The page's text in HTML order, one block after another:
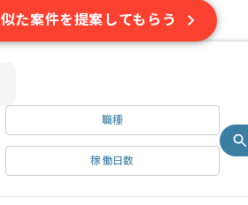
似た案件を提案してもらう
職種
稼働日数